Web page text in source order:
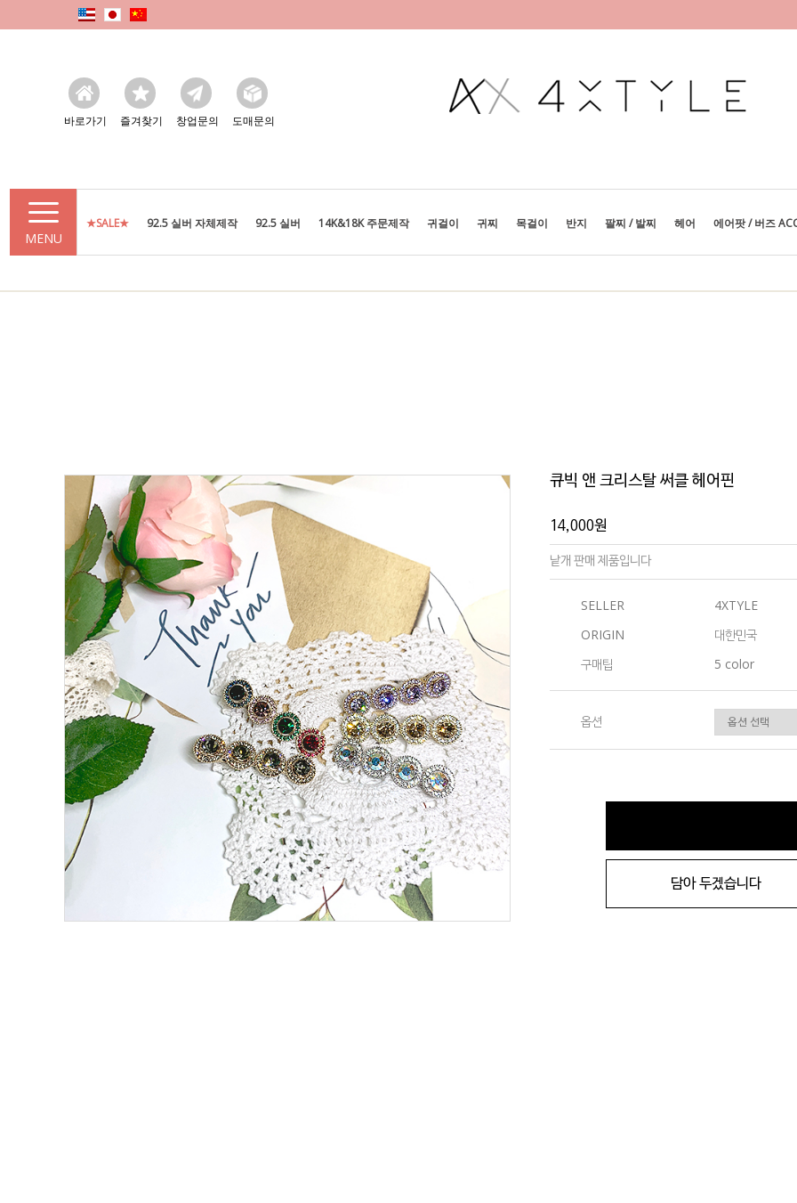
바로가기 즐겨찾기 창업문의 도매문의
MENU
★SALE★ 92.5 실버 자체제작 92.5 실버 14K&18K 주문제작 귀걸이 귀찌 목걸이 반지 팔찌 / 발찌 헤어 에어팟 / 버즈
큐빅 앤 크리스탈 써클 헤어핀
14,000원
낱개 판매 제품입니다
SELLER
4XTYLE
ORIGIN
대한민국
구매팁
5 color
옵션
담아 두겠습니다